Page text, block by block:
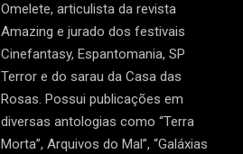
Omelete, articulista da revista
Amazing e jurado dos festivais
Cinefantasy, Espantomania, SP
Terror e do sarau da Casa das
Rosas. Possui publicações em
diversas antologias como “Terra
Morta”, Arquivos do Mal”, “Galáxias